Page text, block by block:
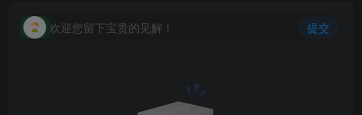
欢迎您留下宝贵的见解！ 提交